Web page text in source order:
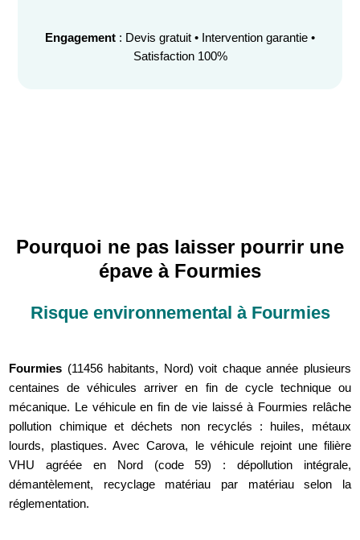
Engagement : Devis gratuit • Intervention garantie •
Satisfaction 100%
Pourquoi ne pas laisser pourrir une
épave à Fourmies
Risque environnemental à Fourmies
Fourmies (11456 habitants, Nord) voit chaque année plusieurs
centaines de véhicules arriver en fin de cycle technique ou
mécanique. Le véhicule en fin de vie laissé à Fourmies relâche
pollution chimique et déchets non recyclés : huiles, métaux
lourds, plastiques. Avec Carova, le véhicule rejoint une filière
VHU agréée en Nord (code 59) : dépollution intégrale,
démantèlement, recyclage matériau par matériau selon la
réglementation.